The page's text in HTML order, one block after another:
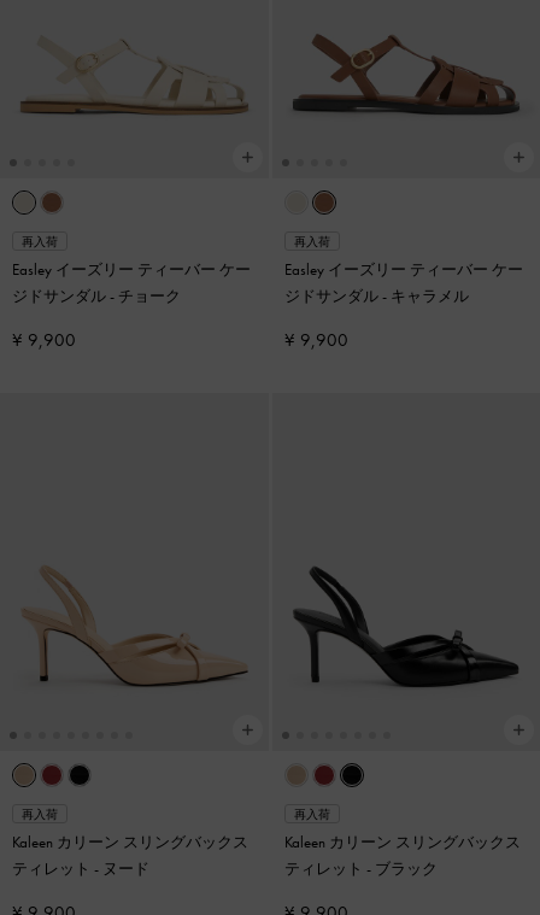
再入荷
Easley イーズリー ティーバー ケー
ジドサンダル- チョーク
¥ 9,900
再入荷
Easley イーズリー ティーバー ケー
ジドサンダル- キャラメル
¥ 9,900
再入荷
Kaleen カリーン スリングバックス
ティレット - ヌード
再入荷
Kaleen カリーン スリングバックス
ティレット - ブラック